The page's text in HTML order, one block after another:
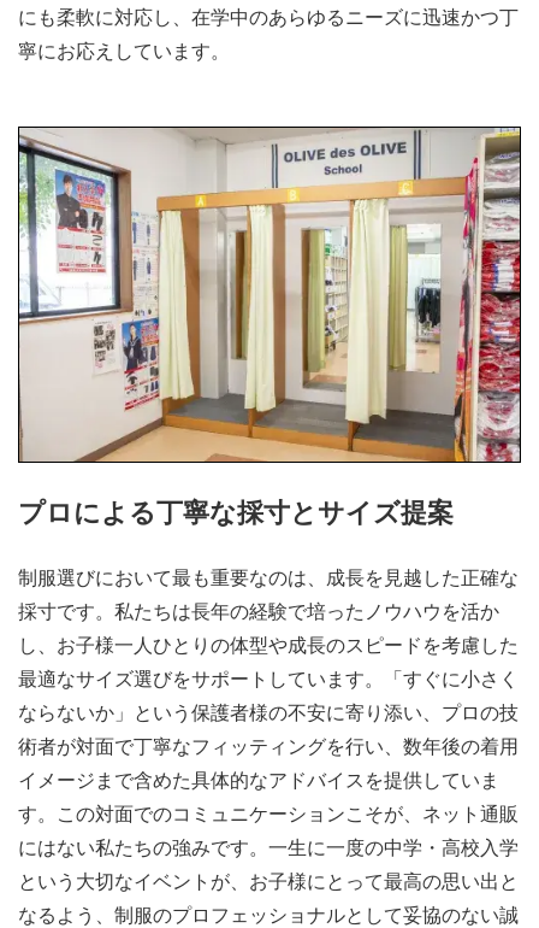
にも柔軟に対応し、在学中のあらゆるニーズに迅速かつ丁
寧にお応えしています。
プロによる丁寧な採寸とサイズ提案
制服選びにおいて最も重要なのは、成長を見越した正確な
採寸です。私たちは長年の経験で培ったノウハウを活か
し、お子様一人ひとりの体型や成長のスピードを考慮した
最適なサイズ選びをサポートしています。「すぐに小さく
ならないか」という保護者様の不安に寄り添い、プロの技
術者が対面で丁寧なフィッティングを行い、数年後の着用
イメージまで含めた具体的なアドバイスを提供していま
す。この対面でのコミュニケーションこそが、ネット通販
にはない私たちの強みです。一生に一度の中学・高校入学
という大切なイベントが、お子様にとって最高の思い出と
なるよう、制服のプロフェッショナルとして妥協のない誠